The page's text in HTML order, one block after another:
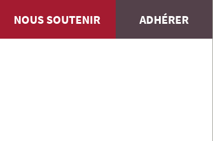
NOUS SOUTENIR ADHÉRER